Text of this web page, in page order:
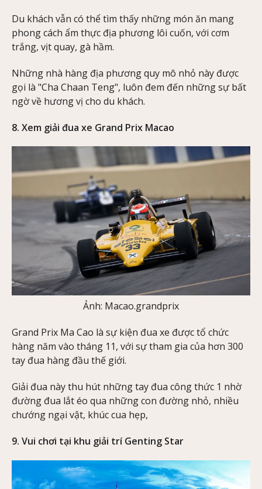
Du khách vẫn có thể tìm thấy những món ăn mang
phong cách ẩm thực địa phương lôi cuốn, với cơm
trắng, vịt quay, gà hầm.
Những nhà hàng địa phương quy mô nhỏ này được
gọi là "Cha Chaan Teng", luôn đem đến những sự bất
ngờ về hương vị cho du khách.
8. Xem giải đua xe Grand Prix Macao
Ảnh: Macao.grandprix
Grand Prix Ma Cao là sự kiện đua xe được tổ chức
hàng năm vào tháng 11, với sự tham gia của hơn 300
tay đua hàng đầu thế giới.
Giải đua này thu hút những tay đua công thức 1 nhờ
đường đua lắt éo qua những con đường nhỏ, nhiều
chướng ngại vật, khúc cua hẹp,
9. Vui chơi tại khu giải trí Genting Star